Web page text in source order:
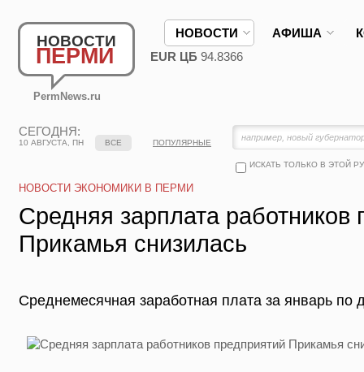
НОВОСТИ
ПЕРМИ
PermNews.ru
НОВОСТИ АФИША
EUR ЦБ 94.8366
СЕГОДНЯ:
10 АВГУСТА, ПН
ИСКАТЬ ТОЛЬКО В ЭТОЙ
ВСЕ ПОПУЛЯРНЫЕ
НОВОСТИ ЭКОНОМИКИ В ПЕРМИ
Средняя зарплата работников
Прикамья снизилась
Среднемесячная заработная плата за январь по